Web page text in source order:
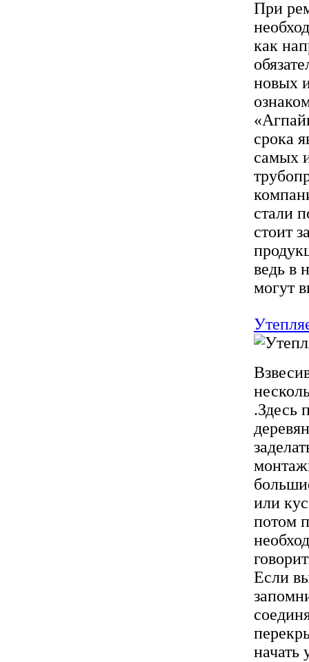
При
как
новых
срока
самых
стали
стоит
ведь в
могут
.Здесь
или
потом
Если
начать